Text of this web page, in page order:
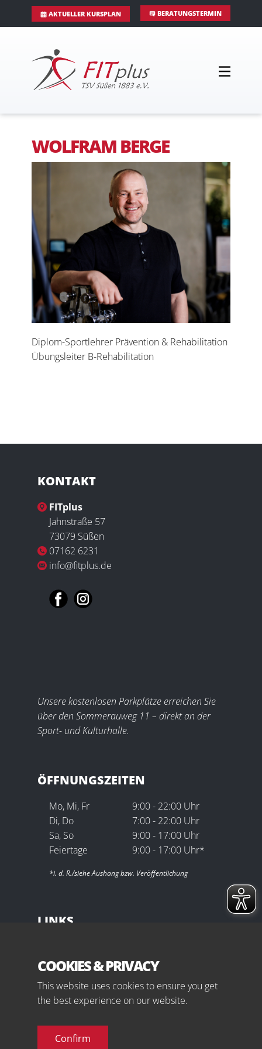
AKTUELLER KURSPLAN BERATUNGSTERMIN
WOLFRAM BERGE
Diplom-Sportlehrer Prävention & Rehabilitation
Übungsleiter B-Rehabilitation
KONTAKT
FITplus
Jahnstraße 57
73079 Süßen
07162 6231
info@fitplus.de
Unsere kostenlosen Parkplätze erreichen Sie
über den Sommerauweg 11 – direkt an der
Sport- und Kulturhalle.
ÖFFNUNGSZEITEN
Mo, Mi, Fr
Di, Do
Sa, So
Feiertage
9:00 - 22:00 Uhr
7:00 - 22:00 Uhr
9:00 - 17:00 Uhr
9:00 - 17:00 Uhr*
*i. d. R./siehe Aushang bzw. Veröffentlichung
LINKS
Datenschutz
Downloads
Kontakt
COOKIES & PRIVACY
This website uses cookies to ensure you get
the best experience on our website.
Confirm